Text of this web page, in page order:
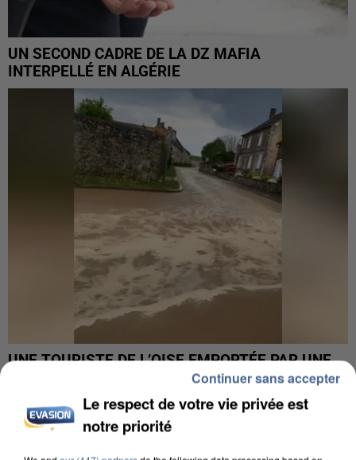
UN SECOND CADRE DE LA DZ MAFIA
INTERPELLÉ EN ALGÉRIE
UNE TOURISTE DE L’OISE EMPORTÉE PAR UNE
COULÉE DE BOUE EN HAUTE-SAVOIE
Le respect de votre vie privée est
notre priorité
Continuer sans accepter